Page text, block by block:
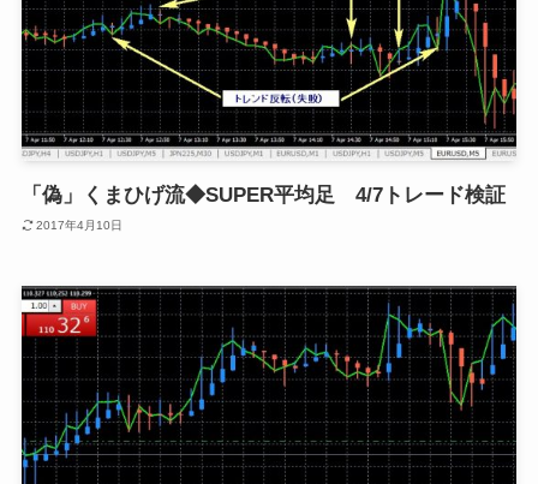
「偽」くまひげ流◆SUPER平均足 4/7トレード検証
2017年4月10日